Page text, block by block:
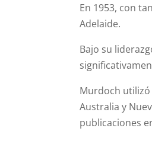
En 1953, con
Adelaide.
Bajo su
Murdoch utilizó
Australia y
publicaciones